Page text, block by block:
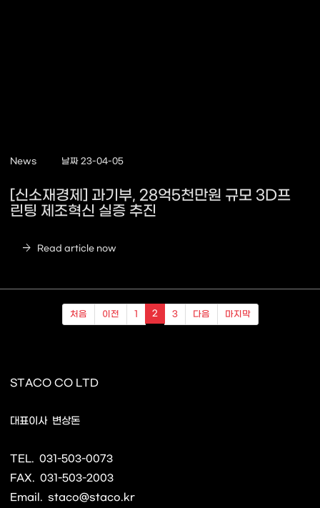
News 날짜 23-04-05
[신소재경제] 과기부, 28억5천만원 규모 3D프
린팅 제조혁신 실증 추진
arrow_forward Read article now
처음 이전 1 2 3 다음 마지막
사업자명
STACO CO LTD
대표이사 변상돈
TEL. 031-503-0073
FAX. 031-503-2003
Email. staco@staco.kr